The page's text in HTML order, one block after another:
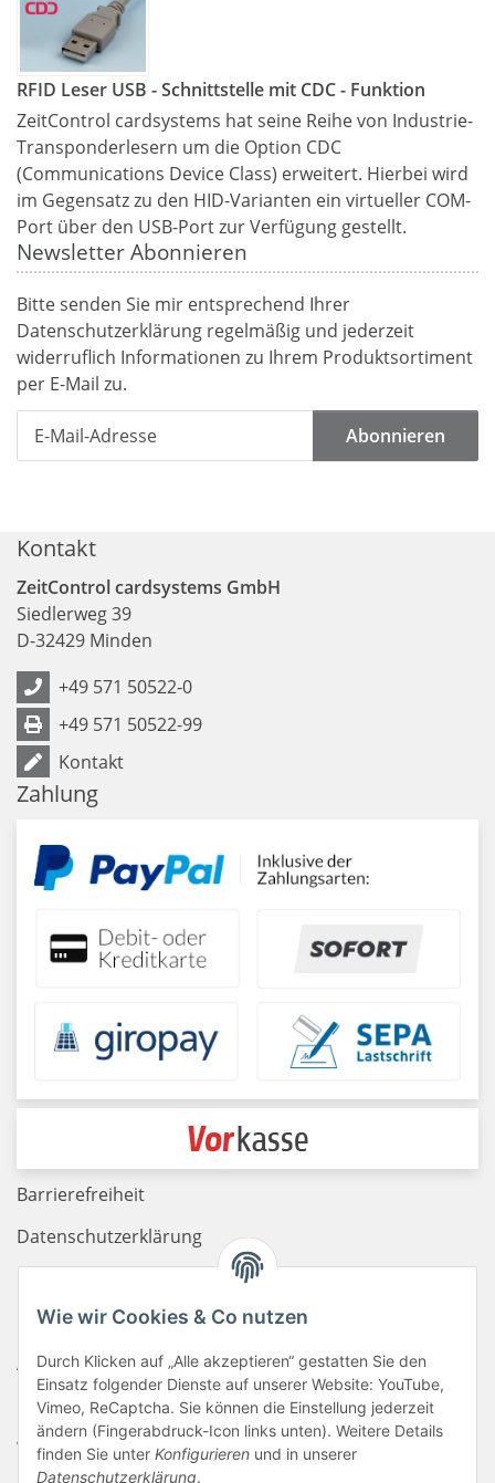
Wie wir Cookies & Co nutzen
Durch Klicken auf „Alle akzeptieren“ gestatten Sie den
Einsatz folgender Dienste auf unserer Website: YouTube,
Vimeo, ReCaptcha. Sie können die Einstellung jederzeit
ändern (Fingerabdruck-Icon links unten). Weitere Details
finden Sie unter Konfigurieren und in unserer
Datenschutzerklärung.
RFID Leser USB - Schnittstelle mit CDC - Funktion
ZeitControl cardsystems hat seine Reihe von Industrie-
Transponderlesern um die Option CDC
(Communications Device Class) erweitert. Hierbei wird
im Gegensatz zu den HID-Varianten ein virtueller COM-
Port über den USB-Port zur Verfügung gestellt.
Newsletter Abonnieren
Bitte senden Sie mir entsprechend Ihrer
Datenschutzerklärung regelmäßig und jederzeit
widerruflich Informationen zu Ihrem Produktsortiment
per E-Mail zu.
Abonnieren
Kontakt
ZeitControl cardsystems GmbH
Siedlerweg 39
D-32429 Minden
+49 571 50522-0
+49 571 50522-99
Kontakt
Zahlung
Barrierefreiheit
Datenschutzerklärung
Newsletter
AGB
Kontakt
Widerrufsrecht